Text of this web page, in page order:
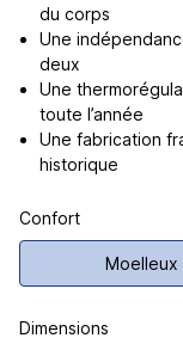
du corps
Une
deux
Une
toute l’année
Une fabrication
historique
Confort
Moelleux
Dimensions